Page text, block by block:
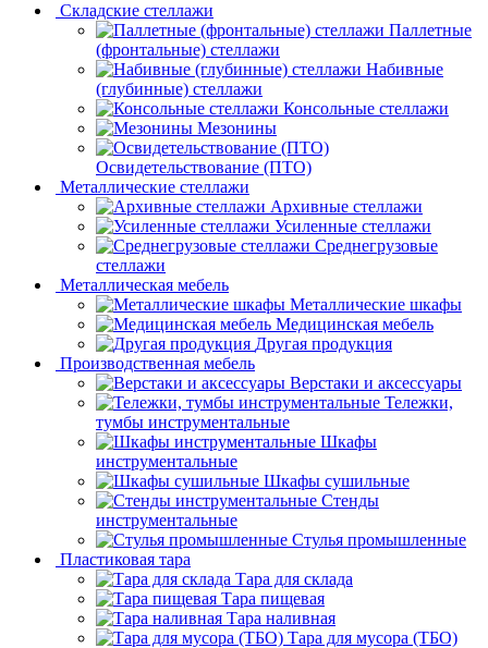
Складские стеллажи
Паллетные
(фронтальные) стеллажи
Набивные
(глубинные) стеллажи
Консольные стеллажи
Мезонины
Освидетельствование (ПТО)
Металлические стеллажи
Архивные стеллажи
Усиленные стеллажи
Среднегрузовые
стеллажи
Металлическая мебель
Металлические шкафы
Медицинская мебель
Другая продукция
Производственная мебель
Верстаки и аксессуары
Тележки,
тумбы инструментальные
Шкафы
инструментальные
Шкафы сушильные
Стенды
инструментальные
Cтулья промышленные
Пластиковая тара
Тара для склада
Тара пищевая
Тара наливная
Тара для мусора (ТБО)